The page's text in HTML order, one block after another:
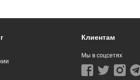
Клиентам
Мы в соцсетях